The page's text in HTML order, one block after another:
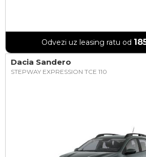
Odvezi uz leasing ratu od
Dacia Sandero
STEPWAY EXPRESSION TCE 110